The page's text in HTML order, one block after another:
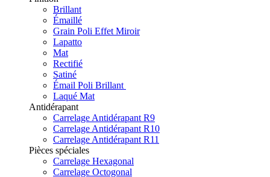
Brillant
Émaillé
Grain Poli Effet Miroir
Lapatto
Mat
Rectifié
Satiné
Émail Poli Brillant
Laqué Mat
Antidérapant
Carrelage Antidérapant R9
Carrelage Antidérapant R10
Carrelage Antidérapant R11
Pièces spéciales
Carrelage Hexagonal
Carrelage Octogonal